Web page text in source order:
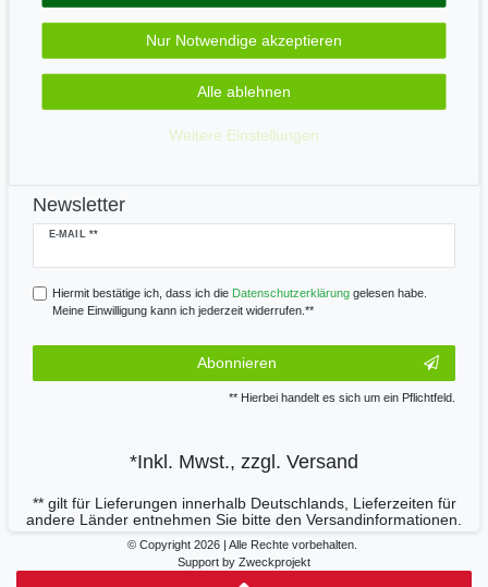
Zahle bequem per
Newsletter
E-MAIL **
Newsletter
Hiermit bestätige ich, dass ich die Daten­schutz­erklärunggelesen habe.
Meine Einwilligung kann ich jederzeit widerrufen.**
Abonnieren
** Hierbei handelt es sich um ein Pflichtfeld.
*Inkl. Mwst., zzgl. Versand
** gilt für Lieferungen innerhalb Deutschlands, Lieferzeiten für
andere Länder entnehmen Sie bitte den Versandinformationen.
© Copyright 2026 | Alle Rechte vorbehalten.
Support by Zweckprojekt
Nur Notwendige akzeptieren
Alle ablehnen
Weitere Einstellungen